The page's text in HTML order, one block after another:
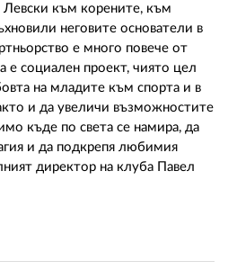
към корените, към
неговите основатели в
е много повече от
е социален проект, чиято цел
на младите към спорта и в
и да увеличи възможностите
къде по света се намира, да
и да подкрепя любимия
директор на клуба Павел